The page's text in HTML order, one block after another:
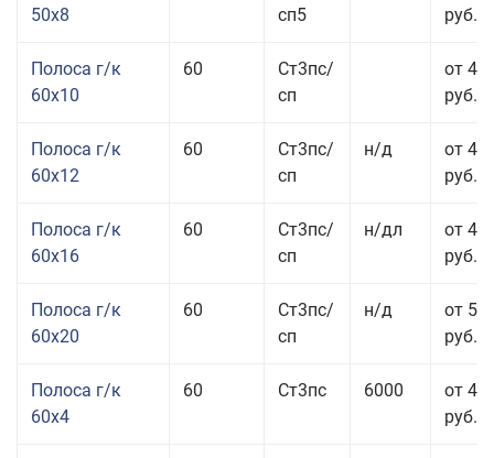
50x8
сп5
руб.
Полоса г/к
60x10
60
Ст3пс/
сп
от 41
руб.
Полоса г/к
60x12
60
Ст3пс/
сп
н/д
от 44
руб.
Полоса г/к
60x16
60
Ст3пс/
сп
н/дл
от 48
руб.
Полоса г/к
60x20
60
Ст3пс/
сп
н/д
от 53
руб.
Полоса г/к
60x4
60 Ст3пс 6000
от 45
руб.